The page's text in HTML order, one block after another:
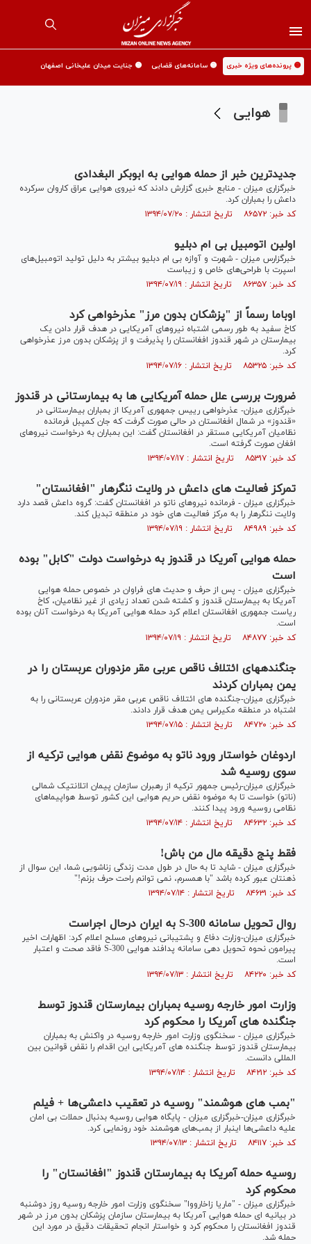
🟡 پرونده‌های ویژه خبری 🟡 سامانه‌های قضایی 🟡 جنایت میدان علیخانی اصفهان
هوایی
جدیدترین خبر از حمله هوایی به ابوبکر البغدادی
خبرگزاری میزان - منابع خبری گزارش دادند که نیروی هوایی عراق کاروان سرکرده
داعش را بمباران کرد.
کد خبر: ۸۶۵۷۲ تاریخ انتشار : ۱۳۹۴/۰۷/۲۰
اولین اتومبیل بی ام دبلیو
خبرگزارس میزان - شهرت و آوازه بی ام دبلیو بیشتر به دلیل تولید اتومبیل‌های
اسپرت با طراحی‌های خاص و زیباست
کد خبر: ۸۶۳۵۷ تاریخ انتشار : ۱۳۹۴/۰۷/۱۹
اوباما رسماً از "پزشکان بدون مرز" عذرخواهی کرد
کاخ سفید به طور رسمی اشتباه نیروهای آمریکایی در هدف قرار دادن یک
بیمارستان در شهر قندوز افغانستان را پذیرفت و از پزشکان بدون مرز عذرخواهی
کرد.
کد خبر: ۸۵۳۲۵ تاریخ انتشار : ۱۳۹۴/۰۷/۱۶
ضرورت بررسی علل حمله آمریکایی ها به بیمارستانی در قندوز
خبرگزاری میزان- عذرخواهی رییس جمهوری آمریکا از بمباران بیمارستانی در
«قندوز» در شمال افغانستان در حالی صورت گرفت که جان کمپبل فرمانده
نظامیان آمریکایی مستقر در افغانستان گفت: این بمباران به درخواست نیروهای
افغان صورت گرفته است.
کد خبر: ۸۵۳۱۷ تاریخ انتشار : ۱۳۹۴/۰۷/۱۷
تمرکز فعالیت های داعش در ولایت ننگرهار "افغانستان"
خبرگزاری میزان - فرمانده نیروهای ناتو در افغانستان گفت: گروه داعش قصد دارد
ولایت ننگرهار را به مرکز فعالیت های خود در منطقه تبدیل کند.
کد خبر: ۸۴۹۸۹ تاریخ انتشار : ۱۳۹۴/۰۷/۱۹
حمله هوایی آمریکا در قندوز به درخواست دولت "کابل" بوده
است
خبرگزاری میزان - پس از حرف و حدیث های فراوان در خصوص حمله هوایی
آمریکا به بیمارستان قندوز و کشته شدن تعداد زیادی از غیر نظامیان، کاخ
ریاست جمهوری افغانستان اعلام کرد حمله هوایی آمریکا به درخواست آنان بوده
است.
کد خبر: ۸۴۸۷۷ تاریخ انتشار : ۱۳۹۴/۰۷/۱۹
جنگنده‎های ائتلاف ناقص عربی مقر مزدوران عربستان را در
یمن بمباران کردند
خبرگزاری میزان-جنگنده های ائتلاف ناقص عربی مقر مزدوران عربستانی را به
اشتباه در منطقه مکیراس یمن هدف قرار دادند.
کد خبر: ۸۴۷۲۰ تاریخ انتشار : ۱۳۹۴/۰۷/۱۵
اردوغان خواستار ورود ناتو به موضوع نقض هوایی ترکیه از
سوی روسیه شد
خبرگزاری میزان-رئیس جمهور ترکیه از رهبران سازمان پیمان اتلانتیک شمالی
(ناتو) خواست تا به موضوه نقض حریم هوایی این کشور توسط هواپیماهای
نظامی روسیه ورود پیدا کنند.
کد خبر: ۸۴۶۳۲ تاریخ انتشار : ۱۳۹۴/۰۷/۱۴
فقط پنج دقیقه مال من باش!
خبرگزاری میزان - شاید تا به حال در طول مدت زندگی زناشویی شما، این سوال از
ذهنتان عبور کرده باشد "با همسرم، نمی توانم راحت حرف بزنم!"
کد خبر: ۸۴۶۳۱ تاریخ انتشار : ۱۳۹۴/۰۷/۱۴
روال تحویل سامانه S-300 به ایران درحال اجراست
خبرگزاری میزان-وزارت دفاع و پشتیبانی نیروهای مسلح اعلام کرد: اظهارات اخیر
پیرامون نحوه تحویل دهی سامانه پدافند هوایی S-300 فاقد صحت و اعتبار
است.
کد خبر: ۸۴۲۲۰ تاریخ انتشار : ۱۳۹۴/۰۷/۱۳
وزارت امور خارجه روسیه بمباران بیمارستان قندوز توسط
جنگنده های آمریکا را محکوم کرد
خبرگزاری میزان - سخنگوی وزارت امور خارجه روسیه در واکنش به بمباران
بیمارستان قندوز توسط جنگنده های آمریکایی این اقدام را نقض قوانین بین
المللی دانست.
کد خبر: ۸۴۲۱۲ تاریخ انتشار : ۱۳۹۴/۰۷/۱۴
"بمب های هوشمند" روسیه در تعقیب داعشی‌ها + فیلم
خبرگزاری میزان-خبرگزاری میزان - پایگاه هوایی روسیه بدنبال حملات بی امان
علیه داعشی‌ها اینبار از بمب‌های هوشمند خود رونمایی کرد.
کد خبر: ۸۴۱۱۷ تاریخ انتشار : ۱۳۹۴/۰۷/۱۳
روسیه حمله آمریکا به بیمارستان قندوز "افغانستان" را
محکوم کرد
خبرگزاری میزان - "ماریا زاخارووا" سخنگوی وزارت امور خارجه روسیه روز دوشنبه
در بیانیه ای حمله هوایی آمریکا به بیمارستان سازمان پزشکان بدون مرز در شهر
قندوز افغانستان را محکوم کرد و خواستار انجام تحقیقات دقیق در مورد این
حمله شد.